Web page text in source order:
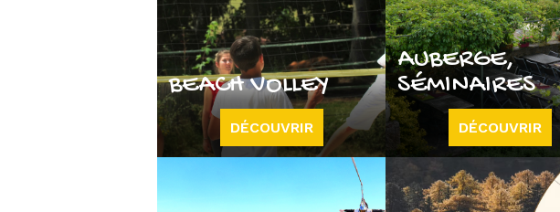
BEACH VOLLEY
DÉCOUVRIR
AUBERGE,
SÉMINAIRES
DÉCOUVRIR